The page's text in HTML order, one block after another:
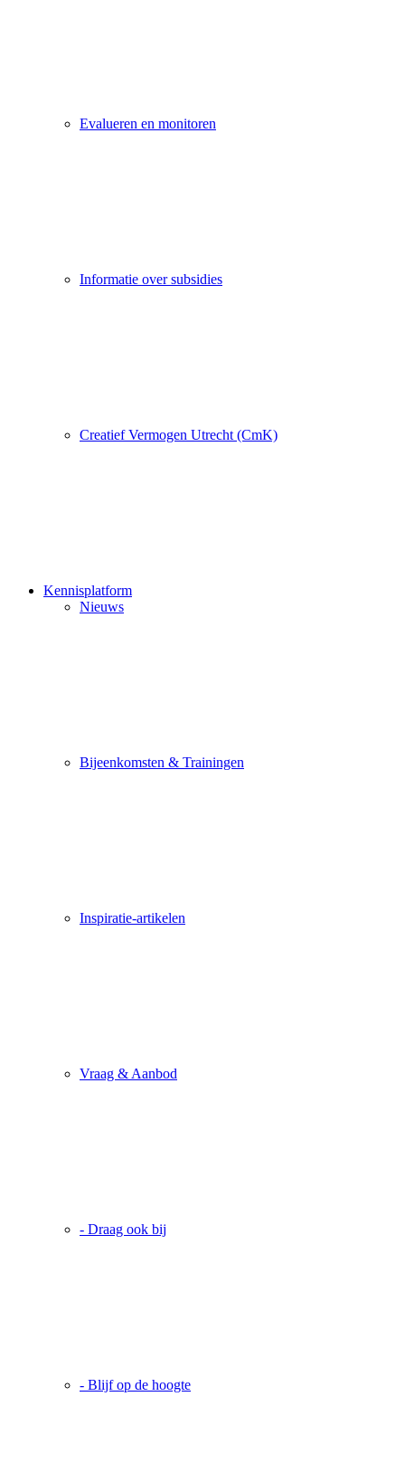
Evalueren en monitoren
Informatie over subsidies
Creatief Vermogen Utrecht (CmK)
Kennisplatform
Nieuws
Bijeenkomsten & Trainingen
Inspiratie-artikelen
Vraag & Aanbod
- Draag ook bij
- Blijf op de hoogte